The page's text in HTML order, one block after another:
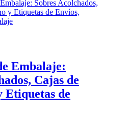
Embalaje:
Cajas de
Etiquetas de